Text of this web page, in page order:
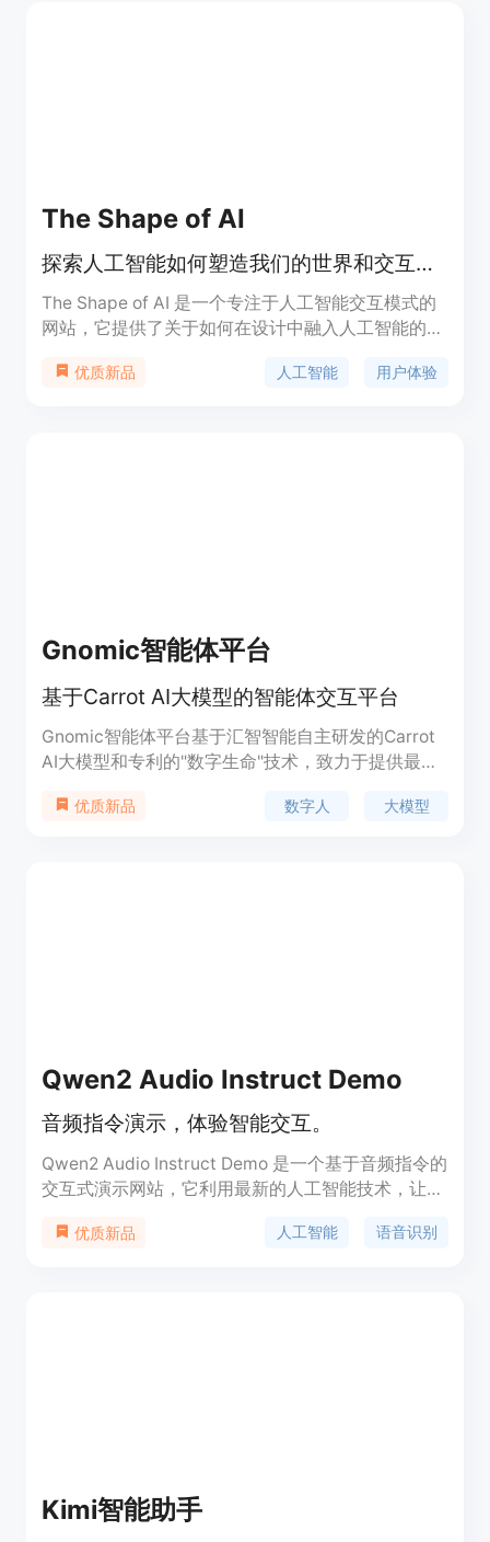
The Shape of AI
探索人工智能如何塑造我们的世界和交互模式。
The Shape of AI 是一个专注于人工智能交互模式的
网站，它提供了关于如何在设计中融入人工智能的深
在AI驱动的世界中，如何通过设计来优化人机交互。
优质新品 人工智能 用户体验
Gnomic智能体平台
基于Carrot AI大模型的智能体交互平台
Gnomic智能体平台基于汇智智能自主研发的Carrot
AI大模型和专利的"数字生命"技术，致力于提供最先
类型B端用户，提供深度定制化的智能体解决方案。
优质新品 数字人 大模型
Qwen2 Audio Instruct Demo
音频指令演示，体验智能交互。
Qwen2 Audio Instruct Demo 是一个基于音频指令的
交互式演示网站，它利用最新的人工智能技术，让用
了用户体验，还为残障人士提供了更便捷的访问方
优质新品 人工智能 语音识别
Kimi智能助手